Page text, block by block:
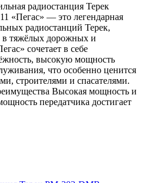
радиостанция Терек
«Пегас» — это легендарная
радиостанций Терек,
в тяжёлых дорожных и
сочетает в себе
высокую мощность
что особенно ценится
строителями и спасателями.
Высокая мощность и
передатчика достигает